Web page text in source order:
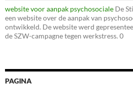
website voor aanpak psychosociale De
een website over de aanpak van
ontwikkeld. De website werd
de SZW-campagne tegen werkstress. 0
PAGINA